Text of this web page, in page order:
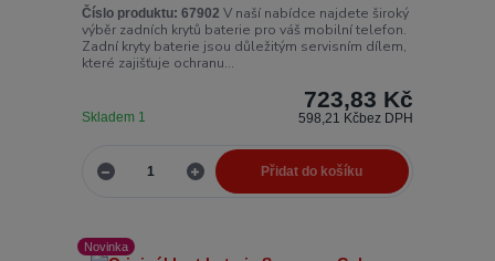
Číslo produktu: 67902 V naší nabídce najdete široký
výběr zadních krytů baterie pro váš mobilní telefon.
Zadní kryty baterie jsou důležitým servisním dílem,
které zajišťuje ochranu...
723,83 Kč
598,21 Kčbez DPH
Skladem 1
Přidat do košíku
Novinka